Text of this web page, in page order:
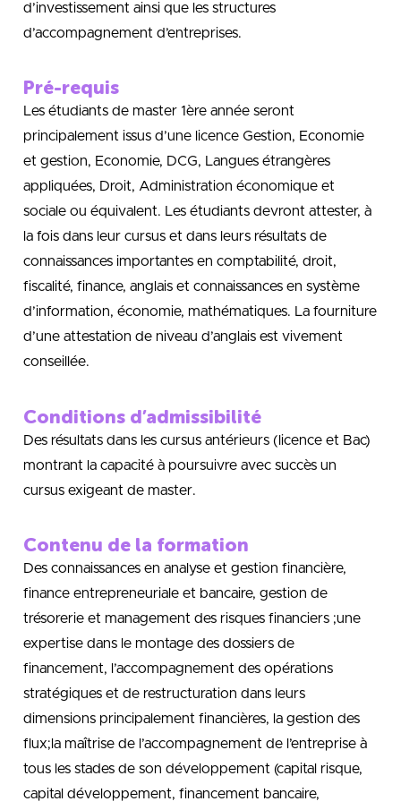
d’investissement ainsi que les structures
d’accompagnement d’entreprises.
Pré-requis
Les étudiants de master 1ère année seront
principalement issus d’une licence Gestion, Economie
et gestion, Economie, DCG, Langues étrangères
appliquées, Droit, Administration économique et
sociale ou équivalent. Les étudiants devront attester, à
la fois dans leur cursus et dans leurs résultats de
connaissances importantes en comptabilité, droit,
fiscalité, finance, anglais et connaissances en système
d’information, économie, mathématiques. La fourniture
d’une attestation de niveau d’anglais est vivement
conseillée.
Conditions d’admissibilité
Des résultats dans les cursus antérieurs (licence et Bac)
montrant la capacité à poursuivre avec succès un
cursus exigeant de master.
Contenu de la formation
Des connaissances en analyse et gestion financière,
finance entrepreneuriale et bancaire, gestion de
trésorerie et management des risques financiers ;une
expertise dans le montage des dossiers de
financement, l’accompagnement des opérations
stratégiques et de restructuration dans leurs
dimensions principalement financières, la gestion des
flux;la maîtrise de l’accompagnement de l’entreprise à
tous les stades de son développement (capital risque,
capital développement, financement bancaire,